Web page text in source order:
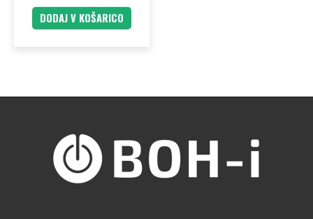
DODAJ V KOŠARICO